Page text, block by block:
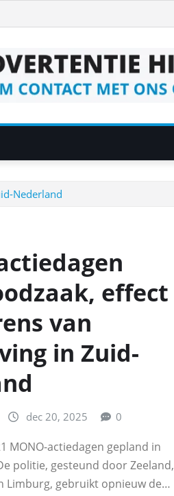
Nederland
effect
van
in Zuid-
dec 20, 2025 0
MONO-actiedagen gepland in
politie, gesteund door Zeeland,
Limburg, gebruikt opnieuw de…